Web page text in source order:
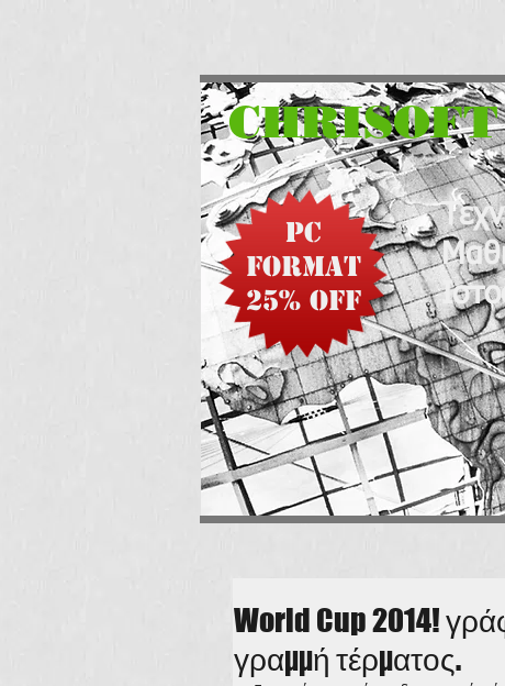
PC
Format
25% off
World Cup 2014!
γραμμή τέρματος.